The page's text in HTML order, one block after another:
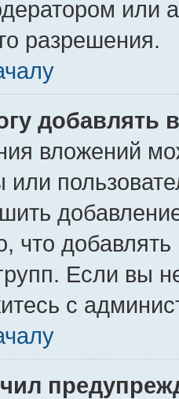
или
разрешения.
добавлять
вложений
что
Если вы
с